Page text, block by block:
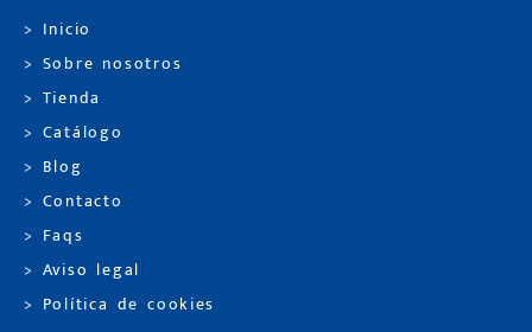
> Inicio
> Sobre nosotros
> Tienda
> Catálogo
> Blog
> Contacto
> Faqs
> Aviso legal
> Política de cookies